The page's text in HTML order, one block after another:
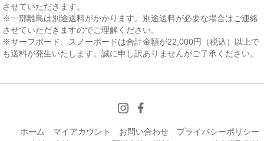
させていただきます。
※一部離島は別途送料がかかります。別途送料が必要な場合はご連絡
させていただきますのでご理解ください。
※サーフボード、スノーボードは合計金額が22,000円（税込）以上で
も送料が発生いたします。誠に申し訳ありませんがご了承ください。
ホーム マイアカウント お問い合わせ
プライバシーポリシー